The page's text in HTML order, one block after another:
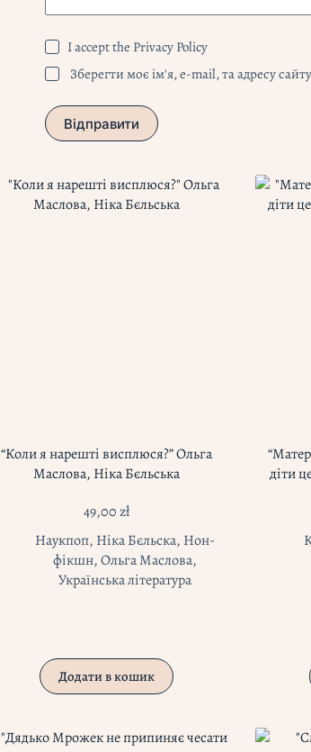
I accept the Privacy Policy
Зберегти моє ім'я, e-mail, та адресу
Відправити
“Коли я нарешті висплюся?” Ольга
Маслова, Ніка Бєльська
49,00zł
Наукпоп, Ніка Бєльска, Нон-
фікшн,Ольга Маслова,
Українська література
Додати в кошик
діти